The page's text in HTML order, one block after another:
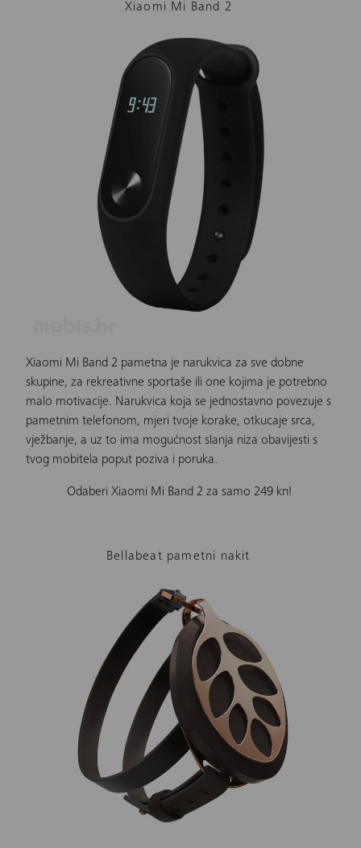
Xiaomi Mi Band 2
Xiaomi Mi Band 2 pametna je narukvica za sve dobne
skupine, za rekreativne sportaše ili one kojima je potrebno
malo motivacije. Narukvica koja se jednostavno povezuje s
pametnim telefonom, mjeri tvoje korake, otkucaje srca,
vježbanje, a uz to ima mogućnost slanja niza obavijesti s
tvog mobitela poput poziva i poruka.
Odaberi Xiaomi Mi Band 2 za samo 249 kn!
Bellabeat pametni nakit